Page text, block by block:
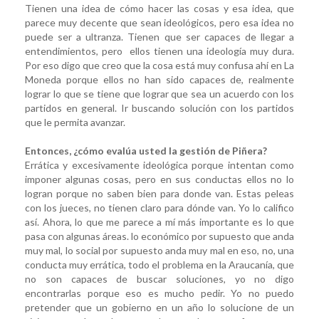
Tienen una idea de cómo hacer las cosas y esa idea, que
parece muy decente que sean ideológicos, pero esa idea no
puede ser a ultranza. Tienen que ser capaces de llegar a
entendimientos, pero ellos tienen una ideología muy dura.
Por eso digo que creo que la cosa está muy confusa ahí en La
Moneda porque ellos no han sido capaces de, realmente
lograr lo que se tiene que lograr que sea un acuerdo con los
partidos en general. Ir buscando solución con los partidos
que le permita avanzar.
Entonces, ¿cómo evalúa usted la gestión de Piñera?
Errática y excesivamente ideológica porque intentan como
imponer algunas cosas, pero en sus conductas ellos no lo
logran porque no saben bien para donde van. Estas peleas
con los jueces, no tienen claro para dónde van. Yo lo califico
así. Ahora, lo que me parece a mí más importante es lo que
pasa con algunas áreas. lo económico por supuesto que anda
muy mal, lo social por supuesto anda muy mal en eso, no, una
conducta muy errática, todo el problema en la Araucanía, que
no son capaces de buscar soluciones, yo no digo
encontrarlas porque eso es mucho pedir. Yo no puedo
pretender que un gobierno en un año lo solucione de un